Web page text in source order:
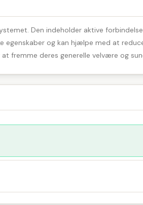
Den indeholder aktive
egenskaber og kan hjælpe med at
deres generelle velvære og